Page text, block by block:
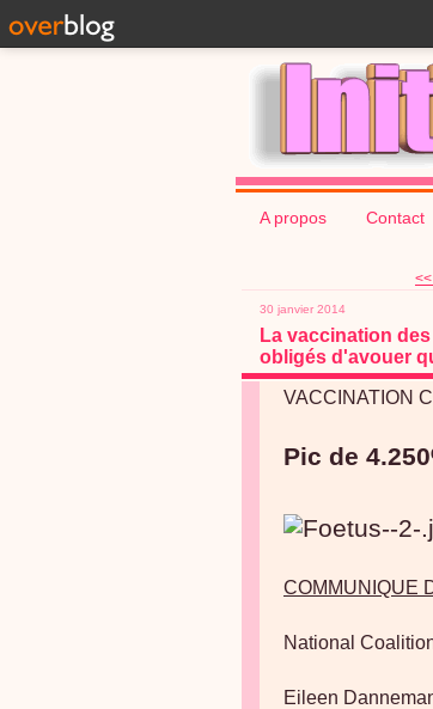
A propos Contact
30 janvier 2014
La vaccination
obligés d'avouer
VACCINATION
Pic de
COMMUNIQUE
National
Eileen